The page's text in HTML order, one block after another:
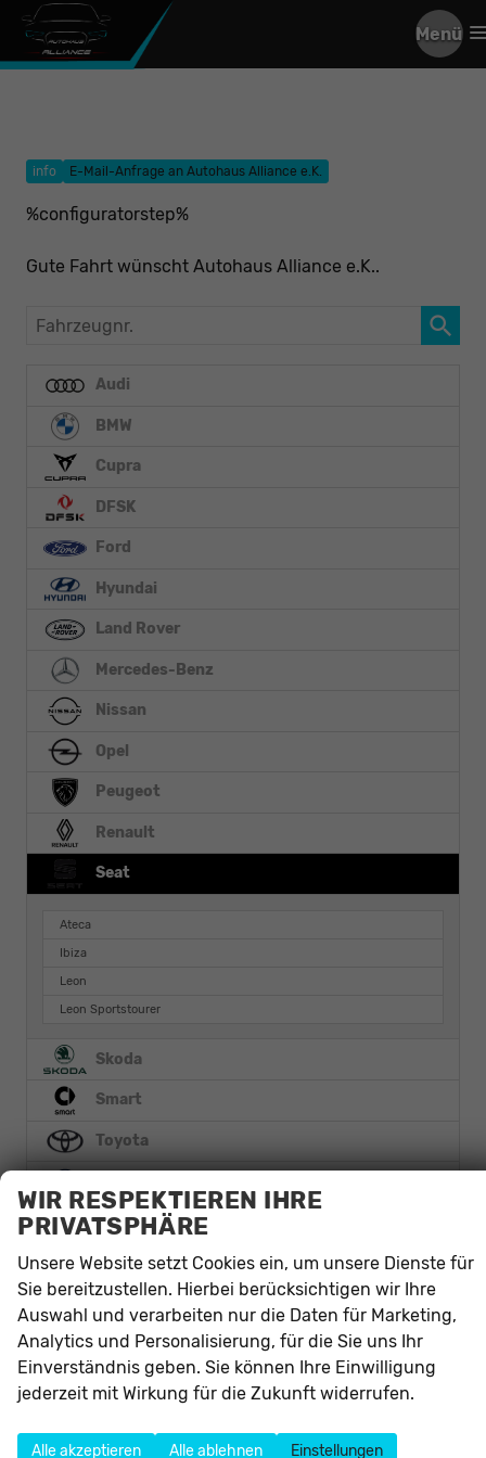
Menü
info E-Mail-Anfrage an Autohaus Alliance e.K.
%configuratorstep%
Gute Fahrt wünscht Autohaus Alliance e.K..
Fahrzeugnr.
Audi
BMW
Cupra
DFSK
Ford
Hyundai
Land Rover
Mercedes-Benz
Nissan
Opel
Peugeot
Renault
Seat
Ateca
Ibiza
Leon
Leon Sportstourer
Skoda
Smart
Toyota
Volvo
Autohaus Alliance e.K.
WIR RESPEKTIEREN IHRE
PRIVATSPHÄRE
Unsere Website setzt Cookies ein, um unsere Dienste für
Sie bereitzustellen. Hierbei berücksichtigen wir Ihre
Auswahl und verarbeiten nur die Daten für Marketing,
Analytics und Personalisierung, für die Sie uns Ihr
Einverständnis geben. Sie können Ihre Einwilligung
jederzeit mit Wirkung für die Zukunft widerrufen.
Alle akzeptieren Alle ablehnen Einstellungen